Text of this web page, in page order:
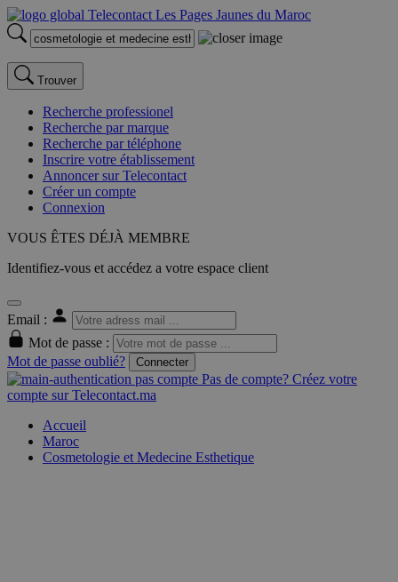
Trouver
Recherche professionel
Recherche par marque
Recherche par téléphone
Inscrire votre établissement
Annoncer sur Telecontact
Créer un compte
Connexion
VOUS ÊTES DÉJÀ MEMBRE
Identifiez-vous et accédez a votre espace client
Email :
Mot de passe :
Mot de passe oublié?
Connecter
Pas de compte? Créez votre
compte sur Telecontact.ma
Accueil
Maroc
Cosmetologie et Medecine Esthetique